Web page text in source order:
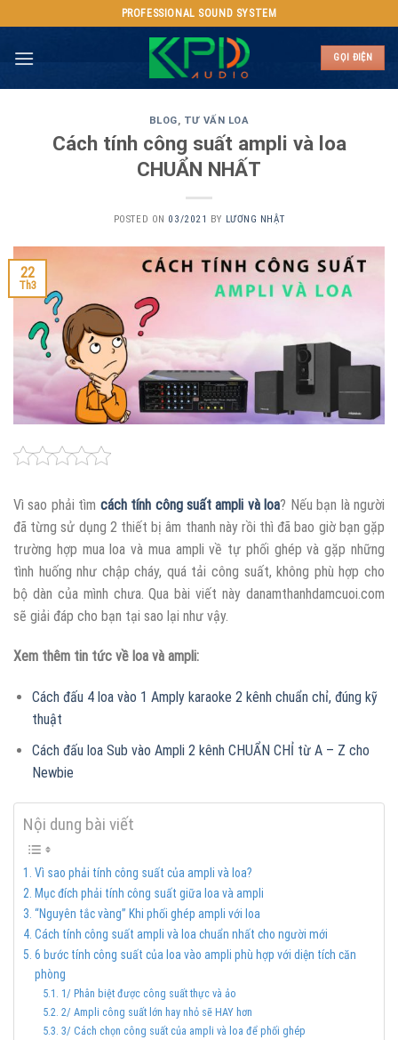
to
content
PROFESSIONAL SOUND SYSTEM
GỌI ĐIỆN
BLOG, TƯ VẤN LOA
Cách tính công suất ampli và loa
CHUẨN NHẤT
POSTED ON 03/2021 BY LƯƠNG NHẬT
22
Th3
Vì sao phải tìm cách tính công suất ampli và loa? Nếu bạn là người
đã từng sử dụng 2 thiết bị âm thanh này rồi thì đã bao giờ bạn gặp
trường hợp mua loa và mua ampli về tự phối ghép và gặp những
tình huống như chập cháy, quá tải công suất, không phù hợp cho
bộ dàn của mình chưa. Qua bài viết này danamthanhdamcuoi.com
sẽ giải đáp cho bạn tại sao lại như vậy.
Xem thêm tin tức về loa và ampli:
Cách đấu 4 loa vào 1 Amply karaoke 2 kênh chuẩn chỉ, đúng kỹ
thuật
Cách đấu loa Sub vào Ampli 2 kênh CHUẨN CHỈ từ A – Z cho
Newbie
Nội dung bài viết
Vì sao phải tính công suất của ampli và loa?
Mục đích phải tính công suất giữa loa và ampli
“Nguyên tắc vàng” Khi phối ghép ampli với loa
Cách tính công suất ampli và loa chuẩn nhất cho người mới
6 bước tính công suất của loa vào ampli phù hợp với diện tích căn
phòng
1/ Phân biệt được công suất thực và ảo
2/ Ampli công suất lớn hay nhỏ sẽ HAY hơn
3/ Cách chọn công suất của ampli và loa để phối ghép